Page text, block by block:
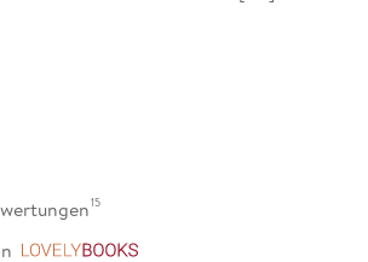
er die Abenteuer des kleinen Jungen
bis er am 31. 12. 1995 auf eigenen
Strip um den kleinen Chaoten und
Gegen Ende seiner
sein Comicstrip weltweit in mehr als 2.
liegen heute bei rund 30
15